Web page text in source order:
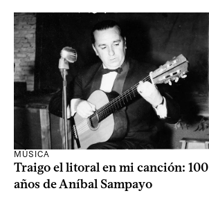
MÚSICA
Traigo el litoral en mi canción: 100
años de Aníbal Sampayo